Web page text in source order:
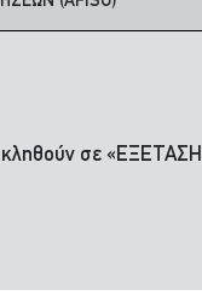
κληθούν σε